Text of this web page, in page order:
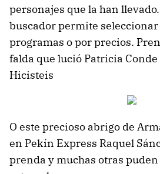
personajes que la han
buscador permite
programas o por precios.
falda que lució Patricia Conde
Hicisteis
O este precioso abrigo de
en Pekín Express Raquel
prenda y muchas otras